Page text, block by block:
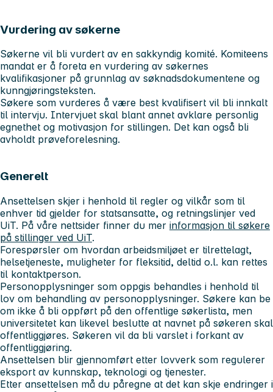
Vurdering av søkerne
Søkerne vil bli vurdert av en sakkyndig komité. Komiteens
mandat er å foreta en vurdering av søkernes
kvalifikasjoner på grunnlag av søknadsdokumentene og
kunngjøringsteksten.
Søkere som vurderes å være best kvalifisert vil bli innkalt
til intervju. Intervjuet skal blant annet avklare personlig
egnethet og motivasjon for stillingen. Det kan også bli
avholdt prøveforelesning.
Generelt
Ansettelsen skjer i henhold til regler og vilkår som til
enhver tid gjelder for statsansatte, og retningslinjer ved
UiT. På våre nettsider finner du mer informasjon til søkere
på stillinger ved UiT.
Forespørsler om hvordan arbeidsmiljøet er tilrettelagt,
helsetjeneste, muligheter for fleksitid, deltid o.l. kan rettes
til kontaktperson.
Personopplysninger som oppgis behandles i henhold til
lov om behandling av personopplysninger. Søkere kan be
om ikke å bli oppført på den offentlige søkerlista, men
universitetet kan likevel beslutte at navnet på søkeren skal
offentliggjøres. Søkeren vil da bli varslet i forkant av
offentliggjøring.
Ansettelsen blir gjennomført etter lovverk som regulerer
eksport av kunnskap, teknologi og tjenester.
Etter ansettelsen må du påregne at det kan skje endringer i